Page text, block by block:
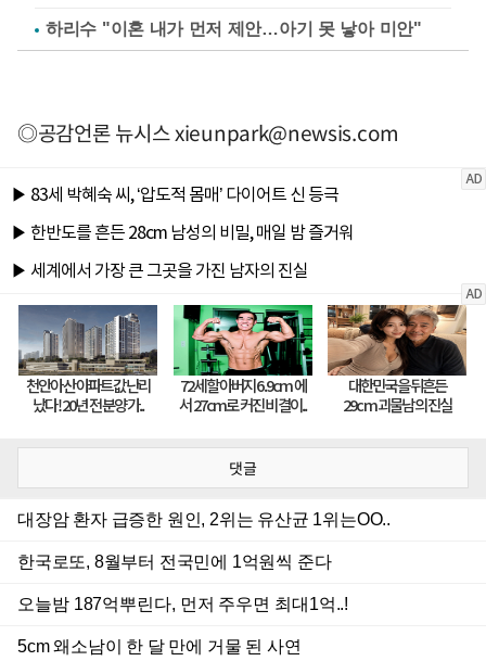
하리수 "이혼 내가 먼저 제안…아기 못 낳아 미안"
◎공감언론 뉴시스xieunpark@newsis.com
댓글